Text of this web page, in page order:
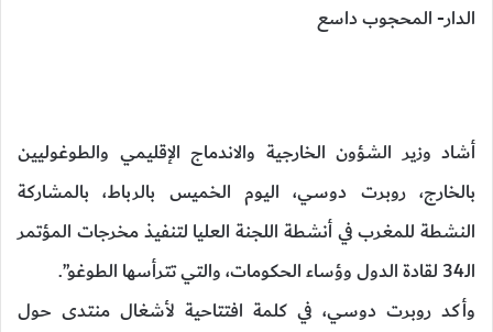
الدار- المحجوب داسع
أشاد وزير الشؤون الخارجية والاندماج الإقليمي والطوغوليين
بالخارج، روبرت دوسي، اليوم الخميس بالرباط، بالمشاركة
النشطة للمغرب في أنشطة اللجنة العليا لتنفيذ مخرجات المؤتمر
الـ34 لقادة الدول وؤساء الحكومات، والتي تترأسها الطوغو”.
وأكد روبرت دوسي، في كلمة افتتاحية لأشغال منتدى حول